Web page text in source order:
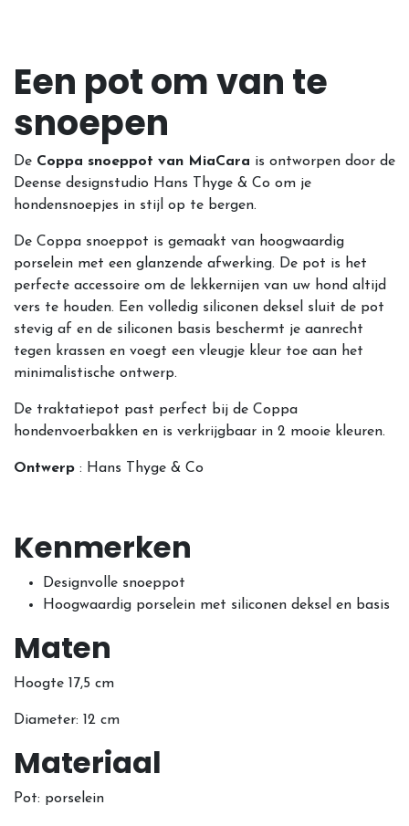
Een pot om van te
snoepen
De Coppa snoeppot van MiaCara is ontworpen door de
Deense designstudio Hans Thyge & Co om je
hondensnoepjes in stijl op te bergen.
De Coppa snoeppot is gemaakt van hoogwaardig
porselein met een glanzende afwerking. De pot is het
perfecte accessoire om de lekkernijen van uw hond altijd
vers te houden. Een volledig siliconen deksel sluit de pot
stevig af en de siliconen basis beschermt je aanrecht
tegen krassen en voegt een vleugje kleur toe aan het
minimalistische ontwerp.
De traktatiepot past perfect bij de Coppa
hondenvoerbakken en is verkrijgbaar in 2 mooie kleuren.
Ontwerp : Hans Thyge & Co
Kenmerken
Designvolle snoeppot
Hoogwaardig porselein met siliconen deksel en basis
Maten
Hoogte 17,5 cm
Diameter: 12 cm
Materiaal
Pot: porselein